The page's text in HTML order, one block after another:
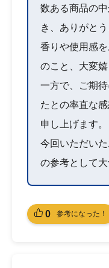
数ある商品の
き、ありがとう
香りや使用感
のこと、大変嬉
一方で、ご期
たとの率直な
申し上げます。
今回いただい
の参考として大
0 参考になった！